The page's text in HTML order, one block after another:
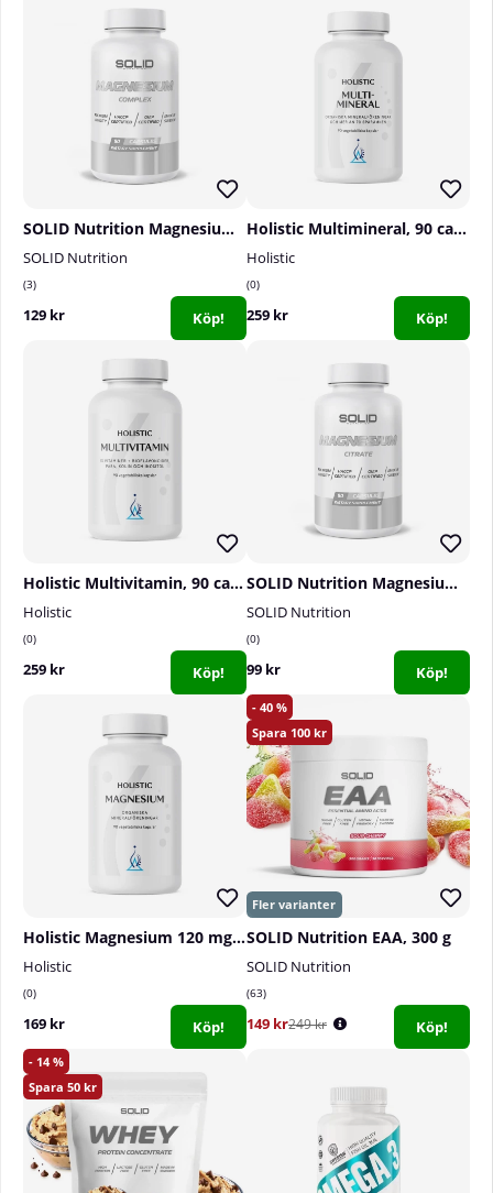
SOLID Nutrition Magnesium Complex, 90 caps
SOLID Nutrition
3
129 kr Köp!
Holistic Multimineral, 90 caps
Holistic
0
259 kr Köp!
Holistic Multivitamin, 90 caps
Holistic
0
259 kr Köp!
SOLID Nutrition Magnesium Citrate, 90 caps
SOLID Nutrition
0
99 kr Köp!
Holistic Magnesium 120 mg, 90 caps
Holistic
0
169 kr Köp!
40
100
SOLID Nutrition EAA, 300 g
SOLID Nutrition
63
149 kr249 kr Köp!
14
50